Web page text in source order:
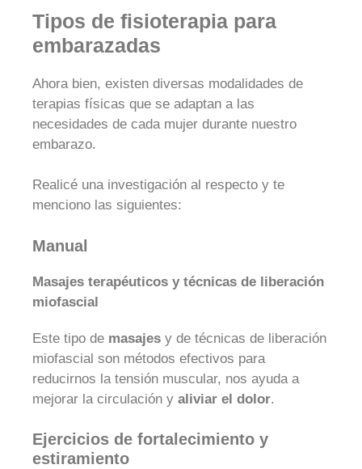
Tipos de fisioterapia para
embarazadas
Ahora bien, existen diversas modalidades de
terapias físicas que se adaptan a las
necesidades de cada mujer durante nuestro
embarazo.
Realicé una investigación al respecto y te
menciono las siguientes:
Manual
Masajes terapéuticos y técnicas de liberación
miofascial
Este tipo de masajes y de técnicas de liberación
miofascial son métodos efectivos para
reducirnos la tensión muscular, nos ayuda a
mejorar la circulación y aliviar el dolor.
Ejercicios de fortalecimiento y
estiramiento